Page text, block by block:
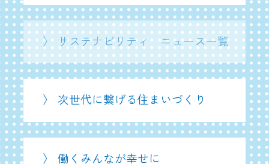
〉 サステナビリティ ニュース一覧
〉 次世代に繋げる住まいづくり
〉 働くみんなが幸せに